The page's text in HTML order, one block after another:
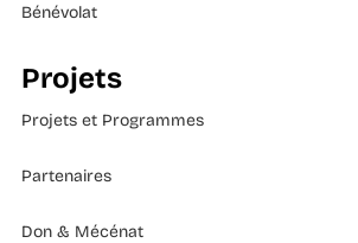
Bénévolat
Projets
Projets et Programmes
Partenaires
Don & Mécénat